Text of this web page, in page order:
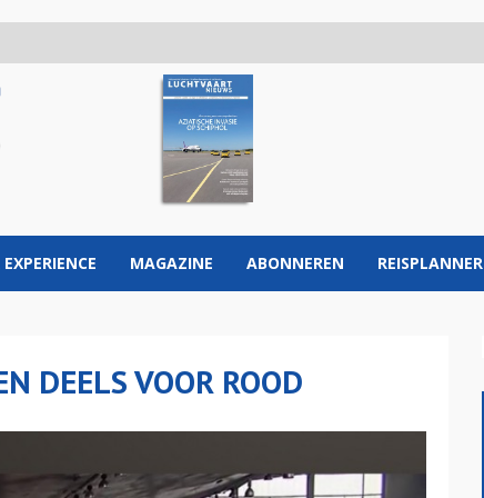
EXPERIENCE MAGAZINE ABONNEREN REISPLANNER
DEELS VOOR ROOD